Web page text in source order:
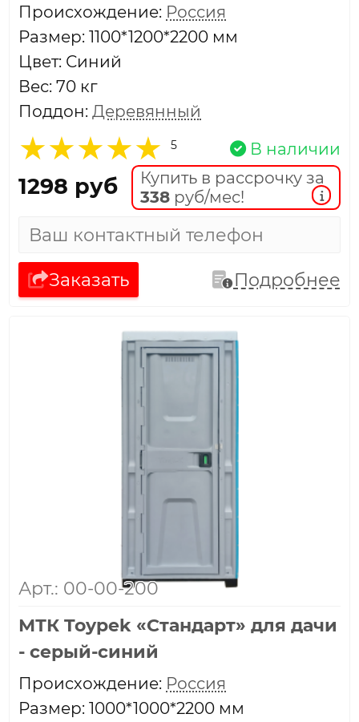
Проиcхождение: Россия
Размер: 1100*1200*2200 мм
Цвет: Синий
Вес: 70 кг
Поддон:Деревянный
5 В наличии
1298 руб
Купить в рассрочку за
338 руб/мес!
Заказать Подробнее
Арт.: 00-00-200
МТК Toypek «Стандарт» для дачи
- серый-синий
Проиcхождение: Россия
Размер: 1000*1000*2200 мм